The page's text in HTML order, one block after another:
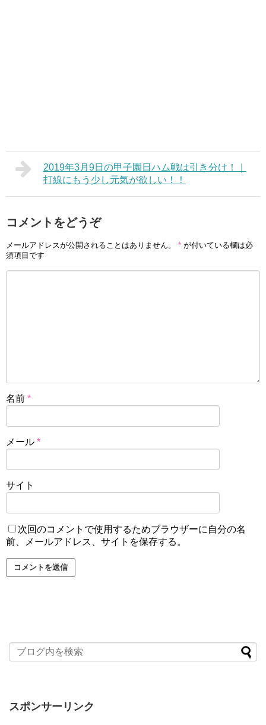
2019年3月9日の甲子園日ハム戦は引き分け！｜
打線にもう少し元気が欲しい！！
コメントをどうぞ
メールアドレスが公開されることはありません。 * が付いている欄は必
須項目です
名前 *
メール *
サイト
次回のコメントで使用するためブラウザーに自分の名
前、メールアドレス、サイトを保存する。
スポンサーリンク